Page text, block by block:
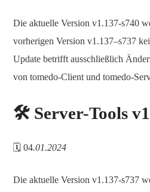
Die aktuelle Version v1.137-s740
vorherigen Version v1.137–s737
Update betrifft ausschließlich
von tomedo-Client und tomedo-
🛠️ Server-Tools
🗓️ 04.01.2024
Die aktuelle Version v1.137-s737